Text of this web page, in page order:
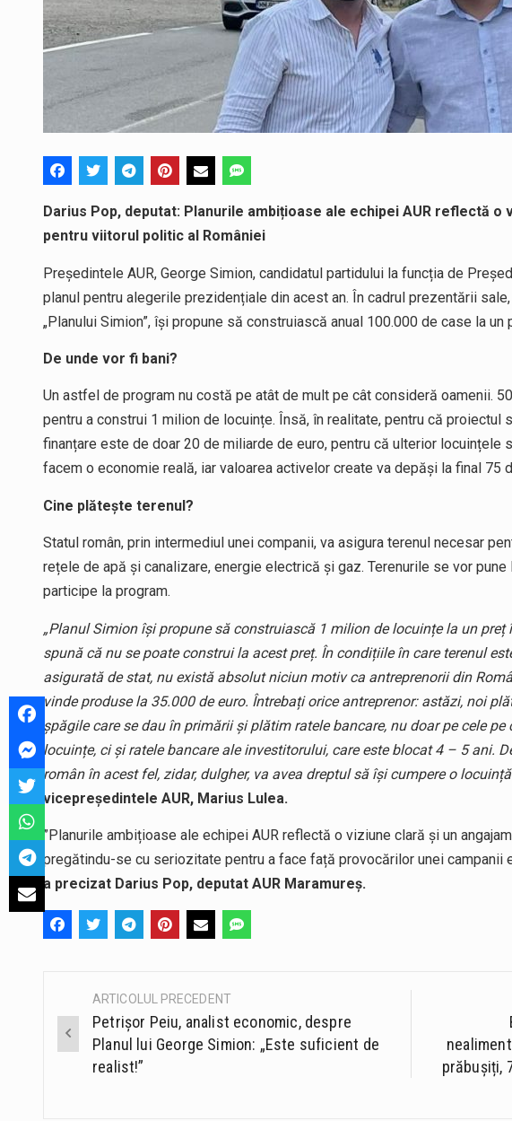
Darius Pop, deputat: Planurile ambițioase ale echipei AUR reflectă
pentru viitorul politic al României
Președintele AUR, George Simion, candidatul partidului la funcția de
planul pentru alegerile prezidențiale din acest an. În cadrul prezentării
„Planului Simion”, își propune să construiască anual 100.000 de case la
De unde vor fi bani?
Un astfel de program nu costă pe atât de mult pe cât consideră oamenii.
pentru a construi 1 milion de locuințe. Însă, în realitate, pentru că proiectul
finanțare este de doar 20 de miliarde de euro, pentru că ulterior locuințele
facem o economie reală, iar valoarea activelor create va depăși la final 75
Cine plătește terenul?
Statul român, prin intermediul unei companii, va asigura terenul necesar
rețele de apă și canalizare, energie electrică și gaz. Terenurile se vor
participe la program.
„Planul Simion își propune să construiască 1 milion de locuințe la un preț
spună că nu se poate construi la acest preț. În condițiile în care terenul
asigurată de stat, nu există absolut niciun motiv ca antreprenorii din
vinde produse la 35.000 de euro. Întrebați orice antreprenor: astăzi, noi
șpăgile care se dau în primării și plătim ratele bancare, nu doar pe cele
locuințe, ci și ratele bancare ale investitorului, care este blocat 4 – 5 ani.
român în acest fel, zidar, dulgher, va avea dreptul să își cumpere o
vicepreședintele AUR, Marius Lulea.
”Planurile ambițioase ale echipei AUR reflectă o viziune clară și un
pregătindu-se cu seriozitate pentru a face față provocărilor unei campanii
a precizat Darius Pop, deputat AUR Maramureș.
Post
navigation
ARTICOLUL PRECEDENT
Petrișor Peiu, analist economic, despre
Planul lui George Simion: „Este suficient de
realist!”
prăbușiți,